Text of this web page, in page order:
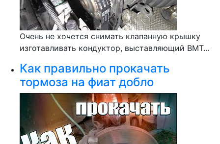
Очень не хочется снимать клапанную крышку
изготавливать кондуктор, выставляющий ВМТ...
Как правильно прокачать
тормоза на фиат добло